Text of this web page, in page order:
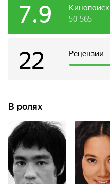
Кинопоиск
7.9 50 565
Рецензии
22
В ролях